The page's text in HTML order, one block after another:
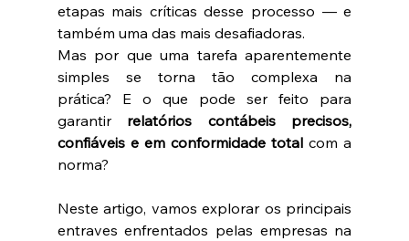
etapas mais críticas desse processo — e
também uma das mais desafiadoras.
Mas por que uma tarefa aparentemente
simples se torna tão complexa na
prática? E o que pode ser feito para
garantir relatórios contábeis precisos,
confiáveis e em conformidade total com a
norma?
Neste artigo, vamos explorar os principais
entraves enfrentados pelas empresas na